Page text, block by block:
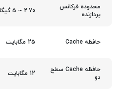
محدوده فرکانس
پردازنده
2.70 ~ 5 گیگاهرتز
حافظه Cache 25 مگابایت
حافظه Cache سطح
دو
12 مگابایت